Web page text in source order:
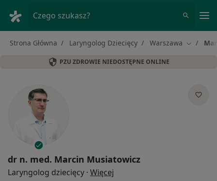
Czego szukasz?
Strona Główna Laryngolog Dziecięcy Warszawa Zmień
PZU ZDROWIE NIEDOSTĘPNE ONLINE
dr n. med. Marcin Musiatowicz
Laryngolog dziecięcy · Więcej